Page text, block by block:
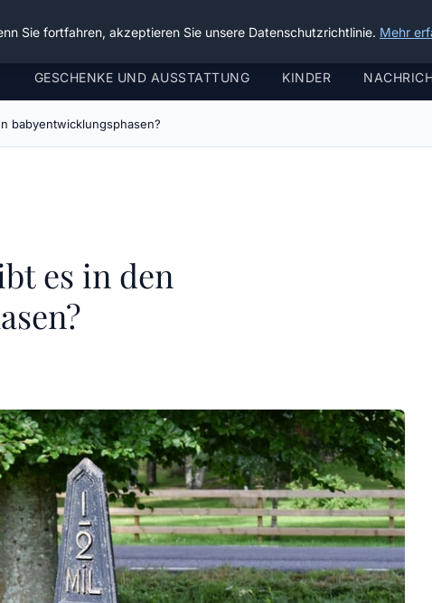
GESCHENKE UND AUSSTATTUNG KINDER
babyentwicklungsphasen?
es in den
Sie fortfahren, akzeptieren Sie unsere Datenschutzrichtlinie. Mehr